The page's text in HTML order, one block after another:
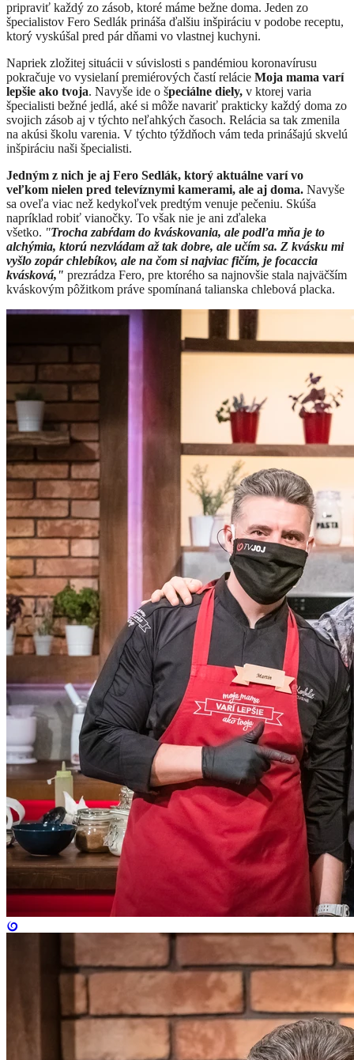
pripraviť každý zo zásob, ktoré máme bežne doma. Jeden zo
špecialistov Fero Sedlák prináša ďalšiu inšpiráciu v podobe receptu,
ktorý vyskúšal pred pár dňami vo vlastnej kuchyni.
Napriek zložitej situácii v súvislosti s pandémiou koronavírusu
pokračuje vo vysielaní premiérových častí relácie Moja mama varí
lepšie ako tvoja. Navyše ide o špeciálne diely, v ktorej varia
špecialisti bežné jedlá, aké si môže navariť prakticky každý doma zo
svojich zásob aj v týchto neľahkých časoch. Relácia sa tak zmenila
na akúsi školu varenia. V týchto týždňoch vám teda prinášajú skvelú
inšpiráciu naši špecialisti.
Jedným z nich je aj Fero Sedlák, ktorý aktuálne varí vo
veľkom nielen pred televíznymi kamerami, ale aj doma. Navyše
sa oveľa viac než kedykoľvek predtým venuje pečeniu. Skúša
napríklad robiť vianočky. To však nie je ani zďaleka
všetko. "Trocha zabŕdam do kváskovania, ale podľa mňa je to
alchýmia, ktorú nezvládam až tak dobre, ale učím sa. Z kvásku mi
vyšlo zopár chlebíkov, ale na čom si najviac fičím, je focaccia
kvásková," prezrádza Fero, pre ktorého sa najnovšie stala najväčším
kváskovým pôžitkom práve spomínaná talianska chlebová placka.